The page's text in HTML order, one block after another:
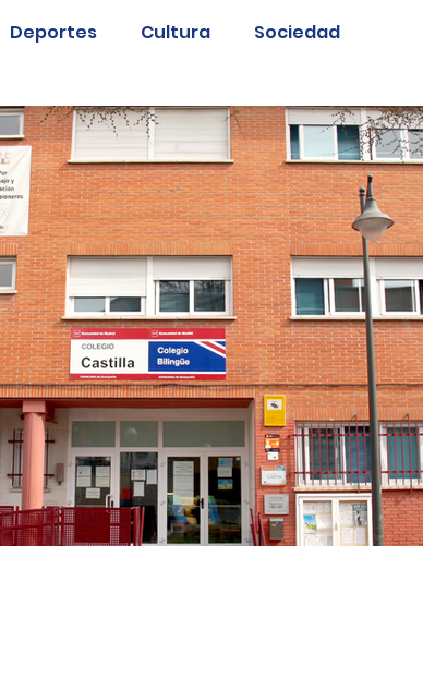
Deportes Cultura Sociedad
Fotodenuncia Opinión Crítica de
Sucesos Fiestas Mayores